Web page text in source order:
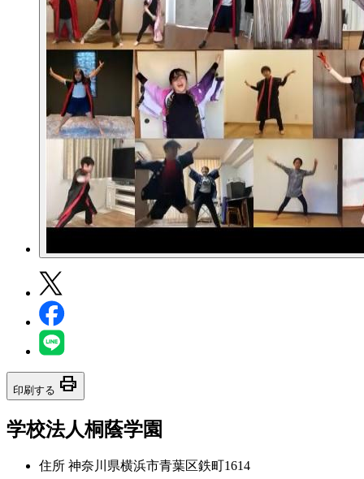
印刷する print
学校法人桐蔭学園
住所 神奈川県横浜市青葉区鉄町1614